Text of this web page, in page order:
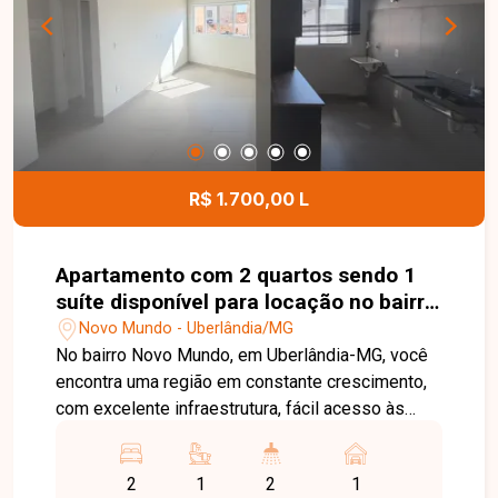
contato e agende sua visita!
R$ 1.700,00 L
Apartamento com 2 quartos sendo 1
suíte disponível para locação no bairro
Novo Mundo em Uberlândia-MG
Novo Mundo - Uberlândia/MG
No bairro Novo Mundo, em Uberlândia-MG, você
encontra uma região em constante crescimento,
com excelente infraestrutura, fácil acesso às
supermercados, escolas, farmácias e diversos
comércios, proporcionando praticidade e
2 1 2 1